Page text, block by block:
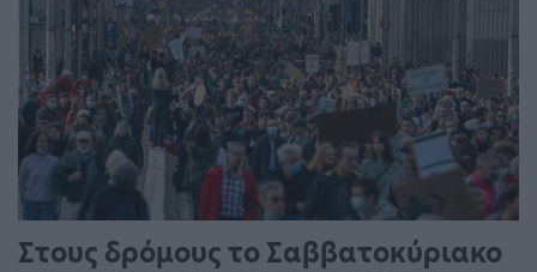
Στους δρόμους το Σαββατοκύριακο